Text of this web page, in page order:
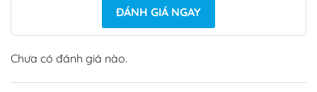
ĐÁNH GIÁ NGAY
Chưa có đánh giá nào.